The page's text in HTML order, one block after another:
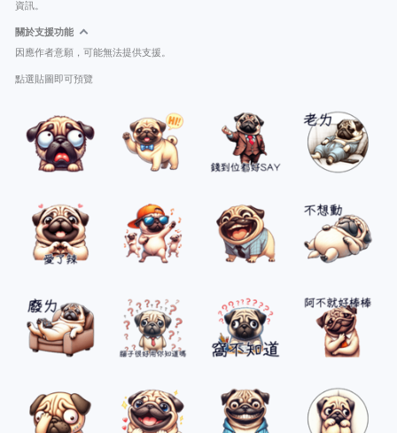
資訊。
關於支援功能
因應作者意願，可能無法提供支援。
點選貼圖即可預覽